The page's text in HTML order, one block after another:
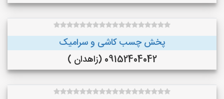
پخش چسب کاشی و سرامیک
09152404042 (زاهدان )